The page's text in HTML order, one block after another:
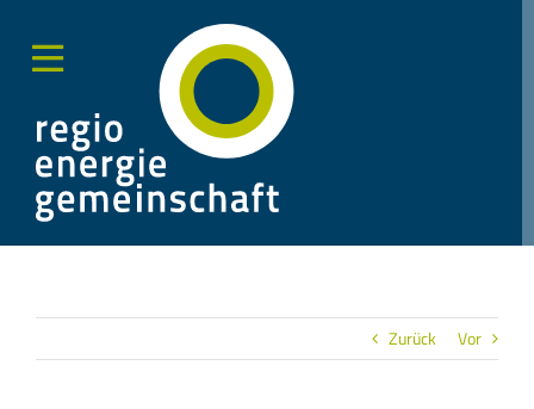
Inhalt
springen
Zurück Vor
Sliding